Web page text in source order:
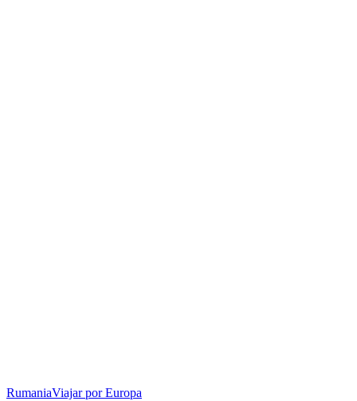
RumaniaViajar por Europa